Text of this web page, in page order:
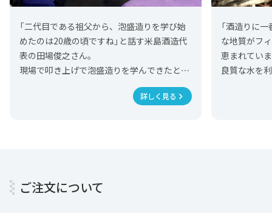
「二代目である祖父から、泡盛造りを学び始
めたのは20歳の頃ですね」と話す米島酒造代
表の田場俊之さん。
現場で叩き上げで泡盛造りを学んできたとい
う田場さんは、五感を大切にした手造りの工
縄ならではのエピソードも。
詳しく見る
「酒造りに
な地質がフ
恵まれてい
良質な水を
ご注文について